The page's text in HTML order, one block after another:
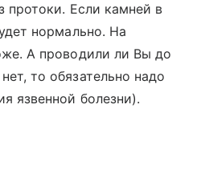
протоки. Если камней в
нормально. На
А проводили ли Вы до
то обязательно надо
язвенной болезни).